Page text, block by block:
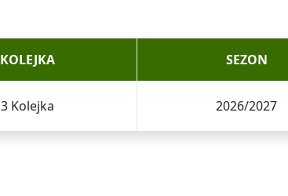
KOLEJKA
3 Kolejka
SEZON
2026/2027